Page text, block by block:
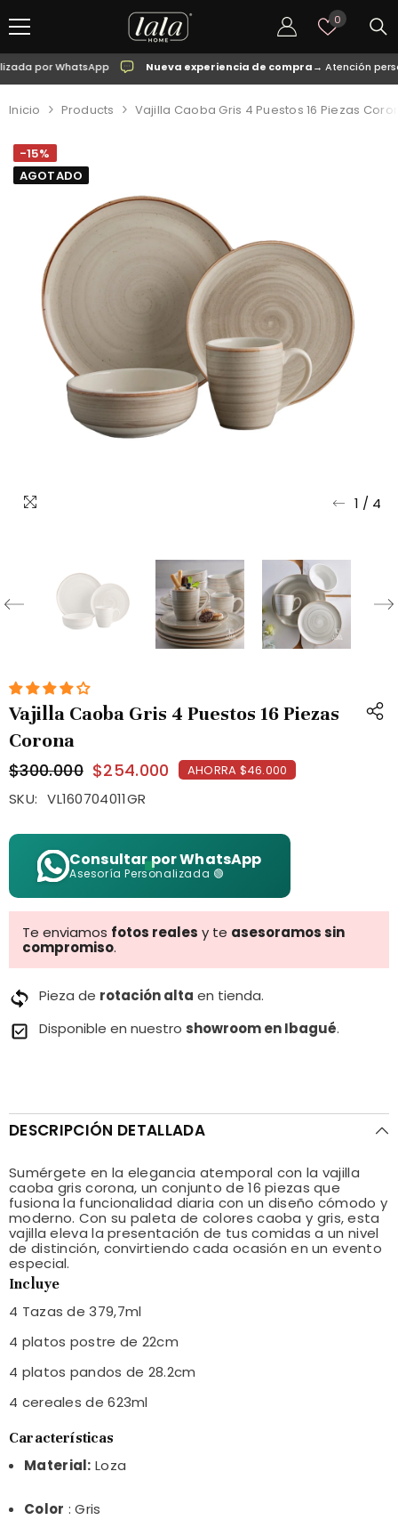
0 Listas
deseos
por WhatsApp
Nueva experiencia de compra→ Atención
Inicio Products Vajilla Caoba Gris 4 Puestos 16 Piezas
-15%
AGOTADO
1 / 4
Vajilla Caoba Gris 4 Puestos 16 Piezas
Corona
$300.000 $254.000 AHORRA $46.000
SKU: VL160704011GR
Consultar por WhatsApp
Asesoría Personalizada 🟢
Te enviamos fotos reales y te asesoramos sin
compromiso.
Pieza de rotación alta en tienda.
Disponible en nuestro showroom en Ibagué.
DESCRIPCIÓN DETALLADA
Sumérgete en la elegancia atemporal con la vajilla
caoba gris corona, un conjunto de 16 piezas que
fusiona la funcionalidad diaria con un diseño cómodo y
moderno. Con su paleta de colores caoba y gris, esta
vajilla eleva la presentación de tus comidas a un nivel
de distinción, convirtiendo cada ocasión en un evento
especial.
Incluye
4 Tazas de 379,7ml
4 platos postre de 22cm
4 platos pandos de 28.2cm
4 cereales de 623ml
Características
Material: Loza
Color : Gris